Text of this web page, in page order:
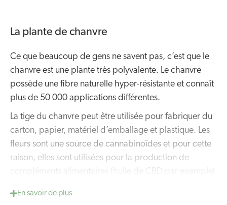
La plante de chanvre
Ce que beaucoup de gens ne savent pas, c’est que le
chanvre est une plante très polyvalente. Le chanvre
possède une fibre naturelle hyper-résistante et connaît
plus de 50 000 applications différentes.
La tige du chanvre peut être utilisée pour fabriquer du
carton, papier, matériel d’emballage et plastique. Les
fleurs sont une source de cannabinoïdes et pour cette
raison, elles sont utilisées pour la production de
compléments alimentaires (huile de CBD par exemple)
riches en vitamines et minéraux, protéines et en divers
En savoir de plus